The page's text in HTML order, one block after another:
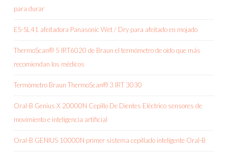
para durar
ES-SL41 afeitadora Panasonic Wet / Dry para afeitado en mojado
ThermoScan® 5 IRT6020 de Braun el termómetro de oído que más
recomiendan los médicos
Termómetro Braun ThermoScan® 3 IRT 3030
Oral-B Genius X 20000N Cepillo De Dientes Eléctrico sensores de
movimiento e inteligencia artificial
Oral-B GENIUS 10000N primer sistema cepillado inteligente Oral-B